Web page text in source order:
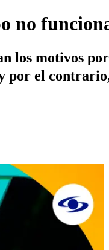
no
los motivos
por el